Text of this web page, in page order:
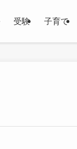
受験 子育て